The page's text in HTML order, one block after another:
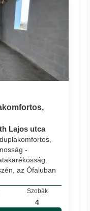
Lajos utca
-
az Ófaluban
Szobák
4